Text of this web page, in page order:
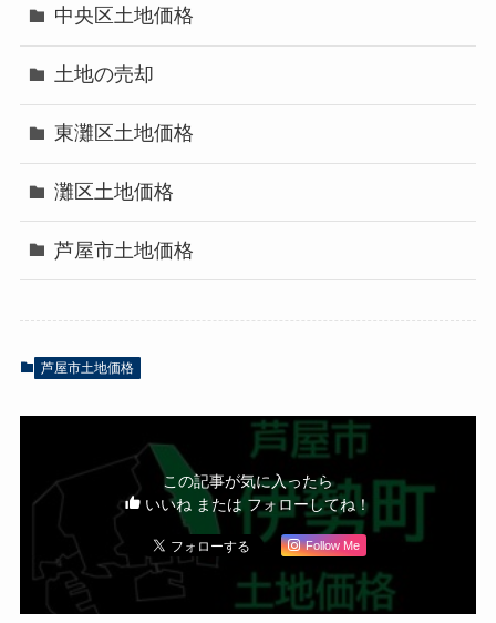
中央区土地価格
土地の売却
東灘区土地価格
灘区土地価格
芦屋市土地価格
芦屋市土地価格
この記事が気に入ったら
いいね または フォローしてね！
Follow Me